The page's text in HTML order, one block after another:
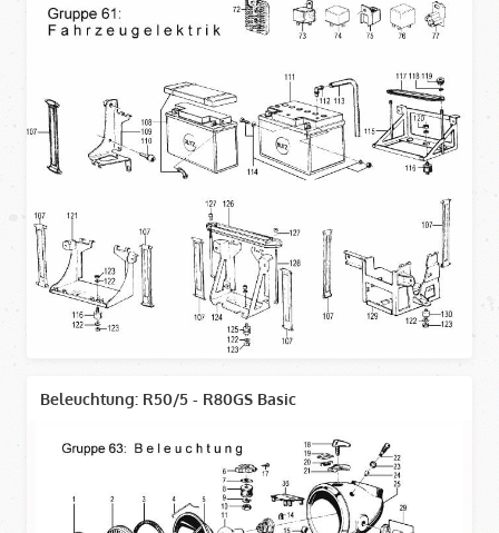
Beleuchtung: R50/5 - R80GS Basic